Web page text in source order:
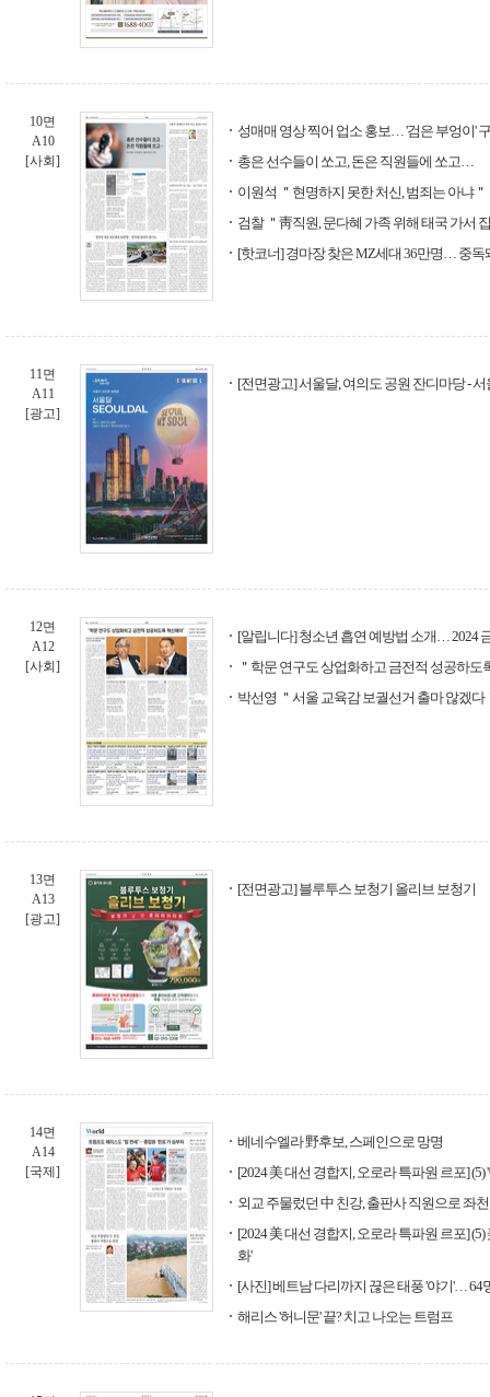
10면
A10
[사회]
성매매 영상 찍어 업소 홍보… '검은 부엉이'
총은 선수들이 쏘고, 돈은 직원들에 쏘고…
이원석 ＂현명하지 못한 처신, 범죄는 아냐＂
검찰 ＂靑직원, 문다혜 가족 위해 태국 가서
[핫코너] 경마장 찾은 MZ세대 36만명… 중독
11면
A11
[광고]
[전면광고] 서울달, 여의도 공원 잔디마당 -
12면
A12
[사회]
[알립니다] 청소년 흡연 예방법 소개… 2024
＂학문 연구도 상업화하고 금전적 성공하도
박선영 ＂서울 교육감 보궐선거 출마 않겠다
13면
A13
[광고]
[전면광고] 블루투스 보청기 올리브 보청기
14면
A14
[국제]
베네수엘라 野후보, 스페인으로 망명
[2024 美 대선 경합지, 오로라 특파원 르포]
외교 주물렀던 中 친강, 출판사 직원으로 좌천
[2024 美 대선 경합지, 오로라 특파원 르포]
화'
[사진] 베트남 다리까지 끊은 태풍 '야기'… 64
해리스 '허니문' 끝? 치고 나오는 트럼프